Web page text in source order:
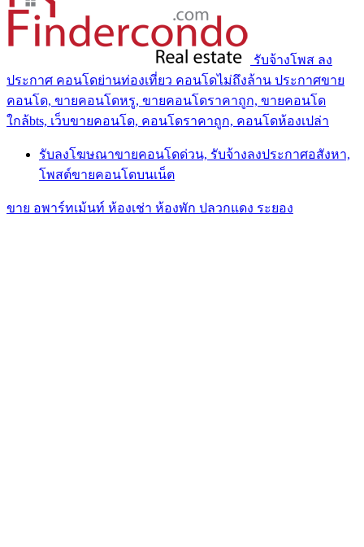
รับจ้างโพส ลง
ประกาศ คอนโดย่านท่องเที่ยว คอนโดไม่ถึงล้าน ประกาศขาย
คอนโด, ขายคอนโดหรู, ขายคอนโดราคาถูก, ขายคอนโด
ใกล้bts, เว็บขายคอนโด, คอนโดราคาถูก, คอนโดห้องเปล่า
รับลงโฆษณาขายคอนโดด่วน, รับจ้างลงประกาศอสังหา,
โพสต์ขายคอนโดบนเน็ต
ขาย อพาร์ทเม้นท์ ห้องเช่า ห้องพัก ปลวกแดง ระยอง